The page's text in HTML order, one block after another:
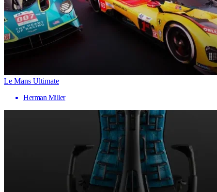
Le Mans Ultimate
Herman Miller